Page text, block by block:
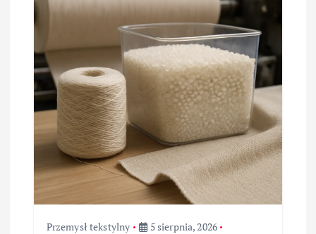
a
w
p
s
Przemysł tekstylny
5 sierpnia, 2026